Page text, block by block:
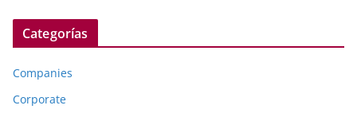
Categorías
Companies
Corporate